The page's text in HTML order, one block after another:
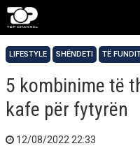
LIFESTYLE SHËNDETI TË
5 kombinime të
kafe për fytyrën
12/08/2022 22:33